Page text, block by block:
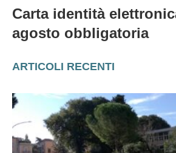
Carta identità
agosto obbligatoria
ARTICOLI RECENTI